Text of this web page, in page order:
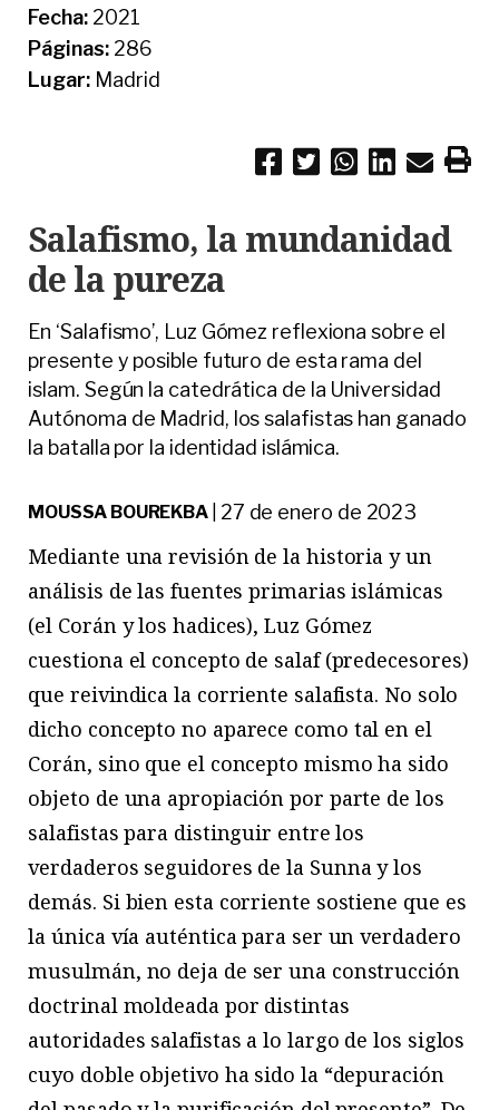
Fecha: 2021
Páginas: 286
Lugar: Madrid
Salafismo, la mundanidad
de la pureza
En ‘Salafismo’, Luz Gómez reflexiona sobre el
presente y posible futuro de esta rama del
islam. Según la catedrática de la Universidad
Autónoma de Madrid, los salafistas han ganado
la batalla por la identidad islámica.
MOUSSA BOUREKBA 27 de enero de 2023
Mediante una revisión de la historia y un
análisis de las fuentes primarias islámicas
(el Corán y los hadices), Luz Gómez
cuestiona el concepto de salaf (predecesores)
que reivindica la corriente salafista. No solo
dicho concepto no aparece como tal en el
Corán, sino que el concepto mismo ha sido
objeto de una apropiación por parte de los
salafistas para distinguir entre los
verdaderos seguidores de la Sunna y los
demás. Si bien esta corriente sostiene que es
la única vía auténtica para ser un verdadero
musulmán, no deja de ser una construcción
doctrinal moldeada por distintas
autoridades salafistas a lo largo de los siglos
cuyo doble objetivo ha sido la “depuración